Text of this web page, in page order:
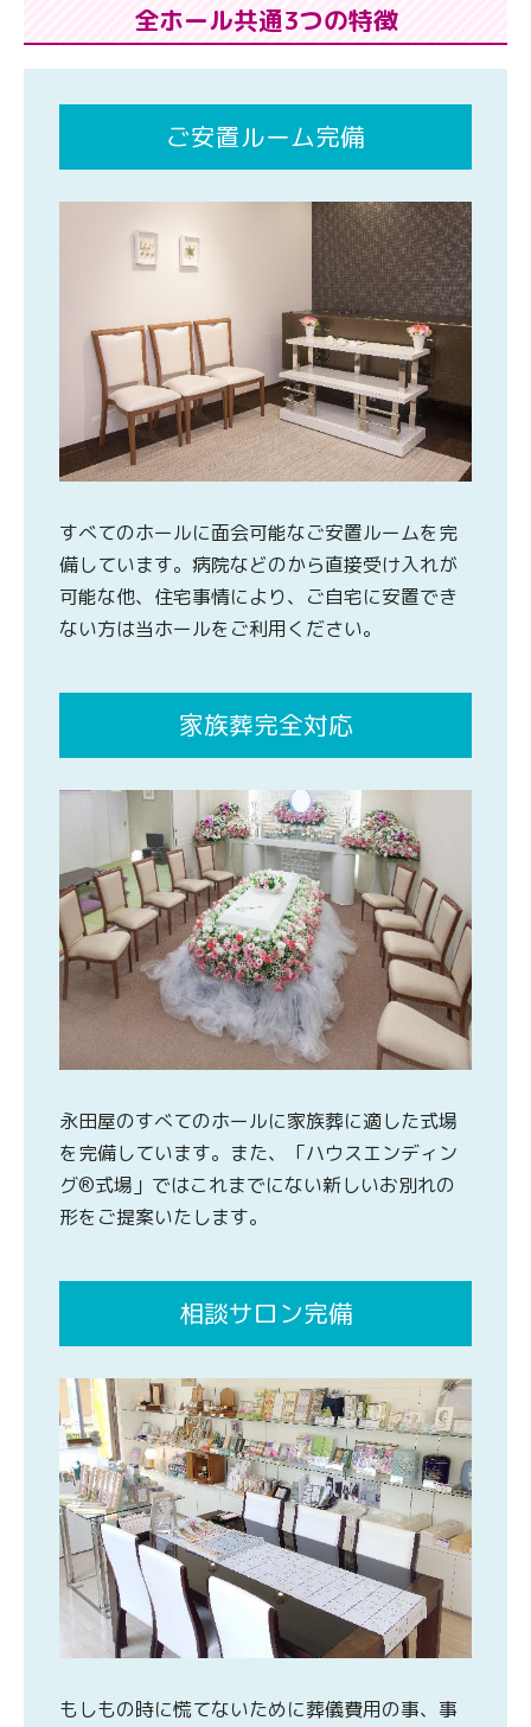
全ホール共通3つの特徴
ご安置ルーム完備
すべてのホールに面会可能なご安置ルームを完
備しています。病院などのから直接受け入れが
可能な他、住宅事情により、ご自宅に安置でき
ない方は当ホールをご利用ください。
家族葬完全対応
永田屋のすべてのホールに家族葬に適した式場
を完備しています。また、「ハウスエンディン
グ®式場」ではこれまでにない新しいお別れの
形をご提案いたします。
相談サロン完備
もしもの時に慌てないために葬儀費用の事、事